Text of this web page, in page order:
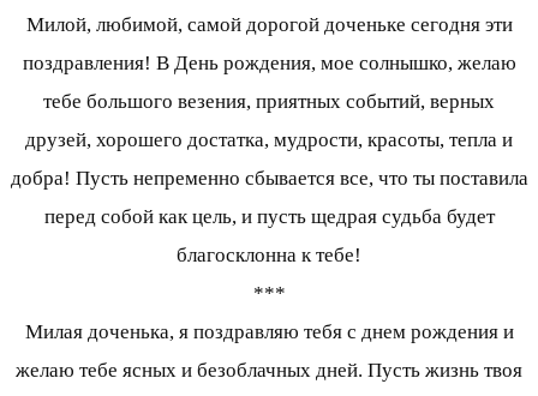
Милой, любимой, самой дорогой доченьке сегодня эти
поздравления! В День рождения, мое солнышко, желаю
тебе большого везения, приятных событий, верных
друзей, хорошего достатка, мудрости, красоты, тепла и
добра! Пусть непременно сбывается все, что ты поставила
перед собой как цель, и пусть щедрая судьба будет
благосклонна к тебе!
***
Милая доченька, я поздравляю тебя с днем рождения и
желаю тебе ясных и безоблачных дней. Пусть жизнь твоя